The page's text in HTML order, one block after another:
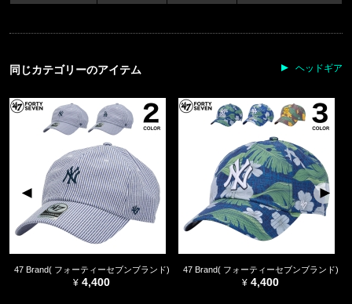
同じカテゴリーのアイテム ヘッドギア
47 Brand( フォーティーセブンブランド)
4,400
47 Brand( フォーティーセブンブランド)
4,400